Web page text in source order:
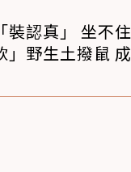
裝認真」 坐不
」野生土撥鼠